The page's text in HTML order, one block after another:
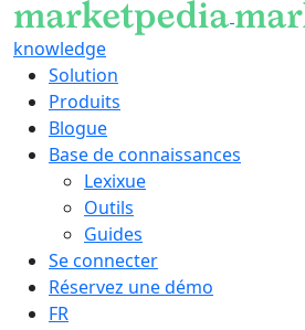
knowledge
Solution
Produits
Blogue
Base de connaissances
Lexixue
Outils
Guides
Se connecter
Réservez une démo
FR